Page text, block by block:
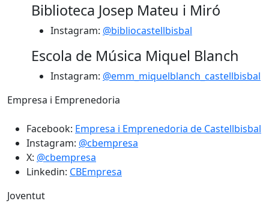
Biblioteca Josep Mateu i Miró
Instagram: @bibliocastellbisbal
Escola de Música Miquel Blanch
Instagram: @emm_miquelblanch_castellbisbal
Empresa i Emprenedoria
Facebook: Empresa i Emprenedoria de Castellbisbal
Instagram: @cbempresa
X: @cbempresa
Linkedin: CBEmpresa
Joventut